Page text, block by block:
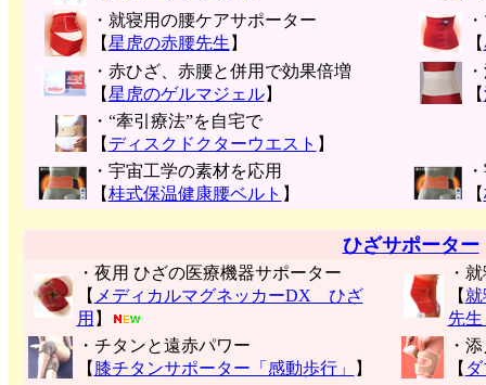
・就寝用の腰ケアサポーター
【星虎の赤腰先生 】
【
・赤ひざ、赤腰と併用で効果倍増
【星虎のゲルマジェル】
【
・“牽引療法”を自宅で
【 ディスクドクターウエスト 】
・宇宙工学の素材を応用
【桂式保温健康腰ベルト 】
【
ひざサポーター
・夜用 ひざの医療機器サポーター
【 メディカルマグネッカーDX ひざ
用 】
・
【
先生
・チタンと遠赤パワー
【 膝チタンサポーター「感動歩行」 】
・
【